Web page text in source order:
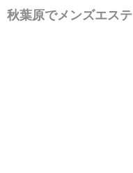
秋葉原でメンズエス